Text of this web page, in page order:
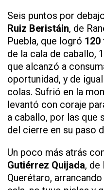
Seis puntos por
Ruiz Beristáin, de
Puebla, que logró 120
de la cala de caballo,
que alcanzó a
oportunidad, y de
colas. Sufrió en la
levantó con coraje
a caballo, por las que
del cierre en su paso
Un poco más atrás
Gutiérrez Quijada, de
Querétaro,